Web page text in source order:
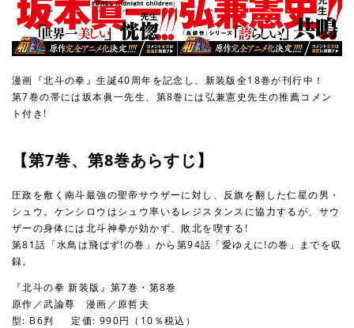
漫画『北斗の拳』生誕40周年を記念し、新装版全18巻が刊行中！
第7巻の帯には坂本眞一先生、第8巻には弘兼憲史先生の推薦コメン
ト付き!
【第7巻、第8巻あらすじ】
圧政を敷く南斗最強の聖帝サウザーに対し、反旗を翻した仁星の男・
シュウ。ケンシロウはシュウ率いるレジスタンスに協力するが、サウ
ザーの身体には北斗神拳が効かず、敗北を喫する!
第81話「水鳥は飛ばず!の巻」から第94話「愛ゆえに!の巻」までを収
録。
『北斗の拳 新装版』第7巻・第8巻
原作／武論尊 漫画／原哲夫
型: B6判 定価: 990円（10％税込）